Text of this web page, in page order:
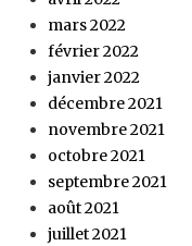
mars 2022
février 2022
janvier 2022
décembre 2021
novembre 2021
octobre 2021
septembre 2021
août 2021
juillet 2021